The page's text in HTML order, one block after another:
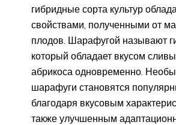
гибридные сорта культур
свойствами, полученными от
плодов. Шарафугой называют
который обладает вкусом
абрикоса одновременно.
шарафуги становятся
благодаря вкусовым
также улучшенным